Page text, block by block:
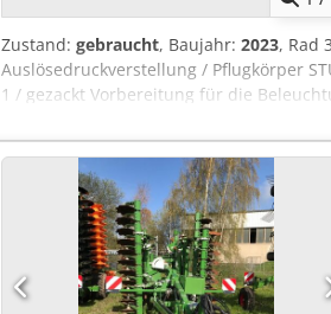
Zustand: gebraucht, Baujahr: 2023, Rad
Auslösedruckverstellung / Pflugkörper
1 / gezackt Vorbereitung für die